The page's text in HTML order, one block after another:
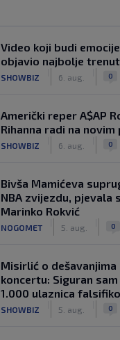
Video koji budi
objavio najbolje
SHOWBIZ 6. aug. 0
Američki reper A$AP
Rihanna radi na novim
SHOWBIZ 6. aug. 0
Bivša Mamićeva
NBA zvijezdu, pjevala
Marinko Rokvić
NOGOMET 5. aug. 0
Misirlić o
koncertu: Siguran
1.000 ulaznica
SHOWBIZ 5. aug. 0